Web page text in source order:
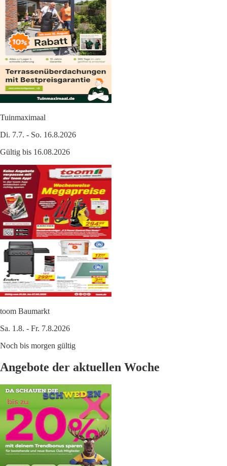
Tuinmaximaal
Di. 7.7. - So. 16.8.2026
Gültig bis 16.08.2026
toom Baumarkt
Sa. 1.8. - Fr. 7.8.2026
Noch bis morgen gültig
Angebote der aktuellen Woche